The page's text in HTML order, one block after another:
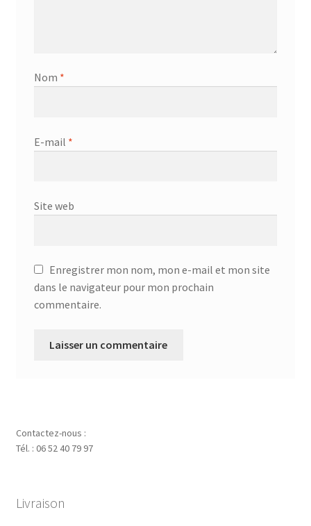
Nom *
E-mail *
Site web
Enregistrer mon nom, mon e-mail et mon site
dans le navigateur pour mon prochain
commentaire.
Contactez-nous :
Tél. : 06 52 40 79 97
Livraison